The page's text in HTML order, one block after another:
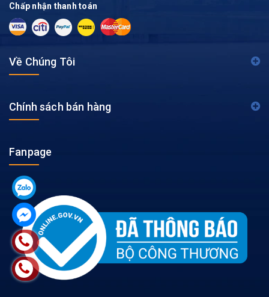
Chấp nhận thanh toán
Về Chúng Tôi
Chính sách bán hàng
Fanpage